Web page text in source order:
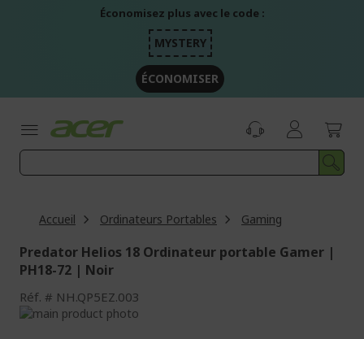
Économisez plus avec le code :
MYSTERY
ÉCONOMISER
Accueil Ordinateurs Portables Gaming
Predator Helios 18 Ordinateur portable Gamer |
PH18-72 | Noir
Réf. NH.QP5EZ.003
Passer